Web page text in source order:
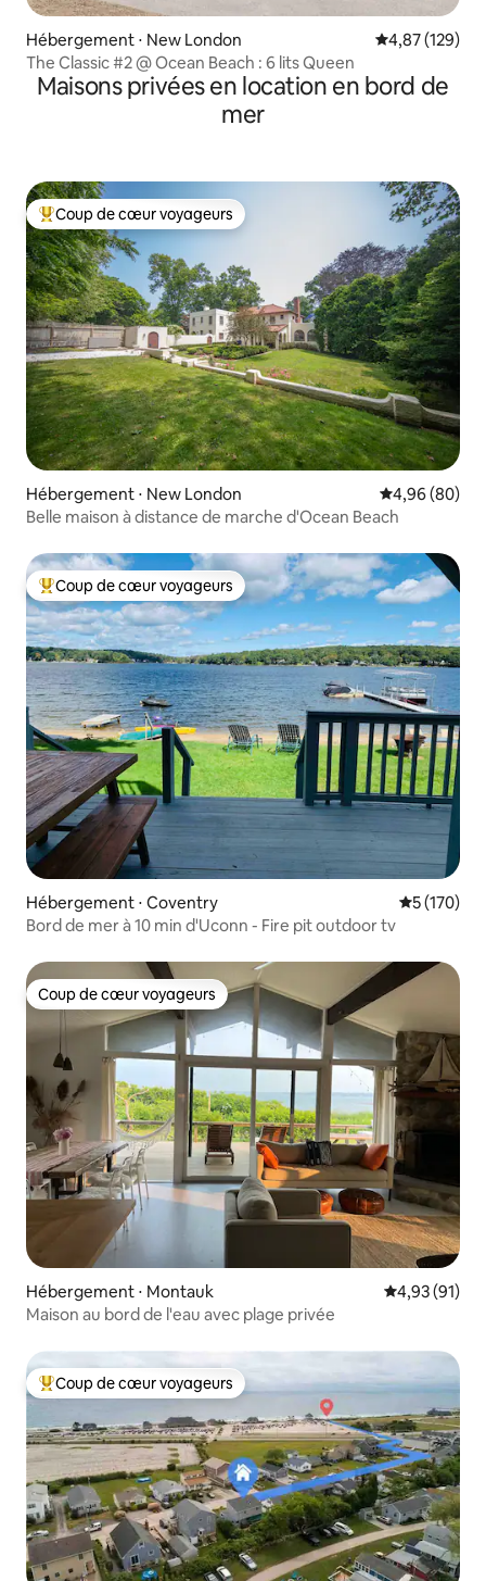
Hébergement ⋅ New London Évaluation
4,87 (129)
The Classic #2 @ Ocean Beach : 6 lits Queen
Maisons privées en location en bord de
mer
Coups de cœur voyageurs les plus appréciés
Coup de cœur voyageurs
Hébergement ⋅ New London Évaluation
4,96 (80)
Belle maison à distance de marche d'Ocean Beach
Coups de cœur voyageurs les plus appréciés
Coup de cœur voyageurs
Hébergement ⋅ Coventry Évaluation
5 (170)
Bord de mer à 10 min d'Uconn - Fire pit outdoor tv
Coup de cœur voyageurs
Coup de cœur voyageurs
Hébergement ⋅ Montauk Évaluation
4,93 (91)
Maison au bord de l'eau avec plage privée
Coups de cœur voyageurs les plus appréciés
Coup de cœur voyageurs